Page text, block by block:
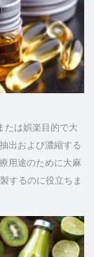
は娯楽目的で大
出および濃縮する
用途のために大麻
するのに役立ちま